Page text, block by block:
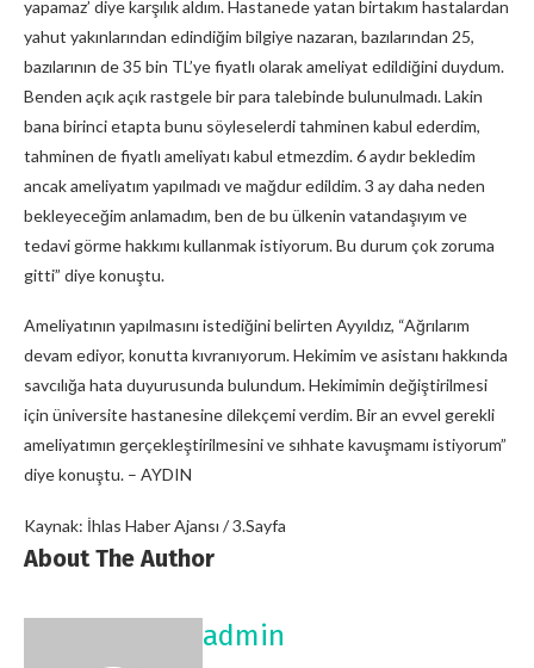
yapamaz’ diye karşılık aldım. Hastanede yatan birtakım hastalardan
yahut yakınlarından edindiğim bilgiye nazaran, bazılarından 25,
bazılarının de 35 bin TL’ye fiyatlı olarak ameliyat edildiğini duydum.
Benden açık açık rastgele bir para talebinde bulunulmadı. Lakin
bana birinci etapta bunu söyleselerdi tahminen kabul ederdim,
tahminen de fiyatlı ameliyatı kabul etmezdim. 6 aydır bekledim
ancak ameliyatım yapılmadı ve mağdur edildim. 3 ay daha neden
bekleyeceğim anlamadım, ben de bu ülkenin vatandaşıyım ve
tedavi görme hakkımı kullanmak istiyorum. Bu durum çok zoruma
gitti” diye konuştu.
Ameliyatının yapılmasını istediğini belirten Ayyıldız, “Ağrılarım
devam ediyor, konutta kıvranıyorum. Hekimim ve asistanı hakkında
savcılığa hata duyurusunda bulundum. Hekimimin değiştirilmesi
için üniversite hastanesine dilekçemi verdim. Bir an evvel gerekli
ameliyatımın gerçekleştirilmesini ve sıhhate kavuşmamı istiyorum”
diye konuştu. – AYDIN
Kaynak: İhlas Haber Ajansı / 3.Sayfa
About The Author
admin